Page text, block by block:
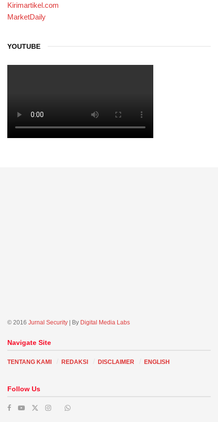
Kirimartikel.com
MarketDaily
YOUTUBE
© 2016 Jurnal Security | By Digital Media Labs
Navigate Site
TENTANG KAMI REDAKSI DISCLAIMER ENGLISH
Follow Us